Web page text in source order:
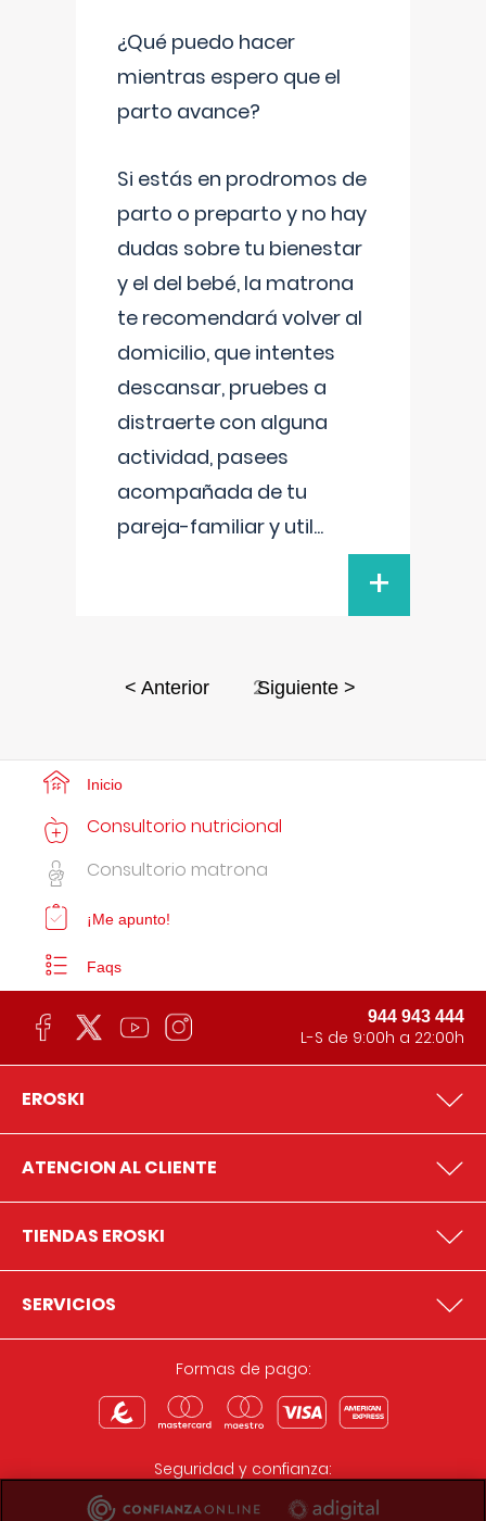
¿Qué puedo hacer
mientras espero que el
parto avance?
Si estás en prodromos de
parto o preparto y no hay
dudas sobre tu bienestar
y el del bebé, la matrona
te recomendará volver al
domicilio, que intentes
descansar, pruebes a
distraerte con alguna
actividad, pasees
acompañada de tu
pareja-familiar y util...
+
< Anterior 2Siguiente >
Inicio
Consultorio nutricional
Consultorio matrona
¡Me apunto!
Faqs
944 943 444
L-S de 9:00h a 22:00h
EROSKI
ATENCION AL CLIENTE
TIENDAS EROSKI
SERVICIOS
Formas de pago:
Seguridad y confianza: